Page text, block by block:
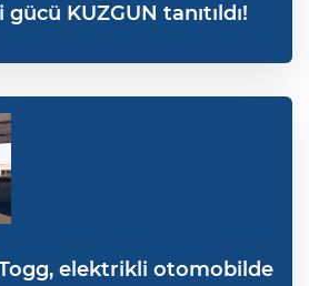
KUZGUN tanıtıldı!
elektrikli otomobilde